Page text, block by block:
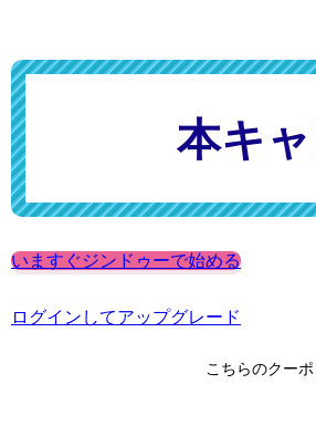
本キ
いますぐジンドゥーで始める
ログインしてアップグレード
こちらのクー